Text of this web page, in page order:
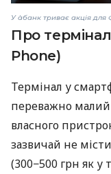
У àбанк триває акція
Про
Phone)
Термінал у
переважно малий
власного
зазвичай не
(300−500 грн як у